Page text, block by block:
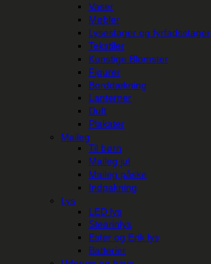
Vaser
Møbler
Lysestager og fyrfadsstager
Tekstiler
Kunstige Blomster
Figurer
Borddækning
Lanterner
Duft
Plakater
Maileg
Til børn
Maileg jul
Maileg påske
Indpakning
Lys
LED lys
Stearinlys
Ester og Erik lys
Batterier